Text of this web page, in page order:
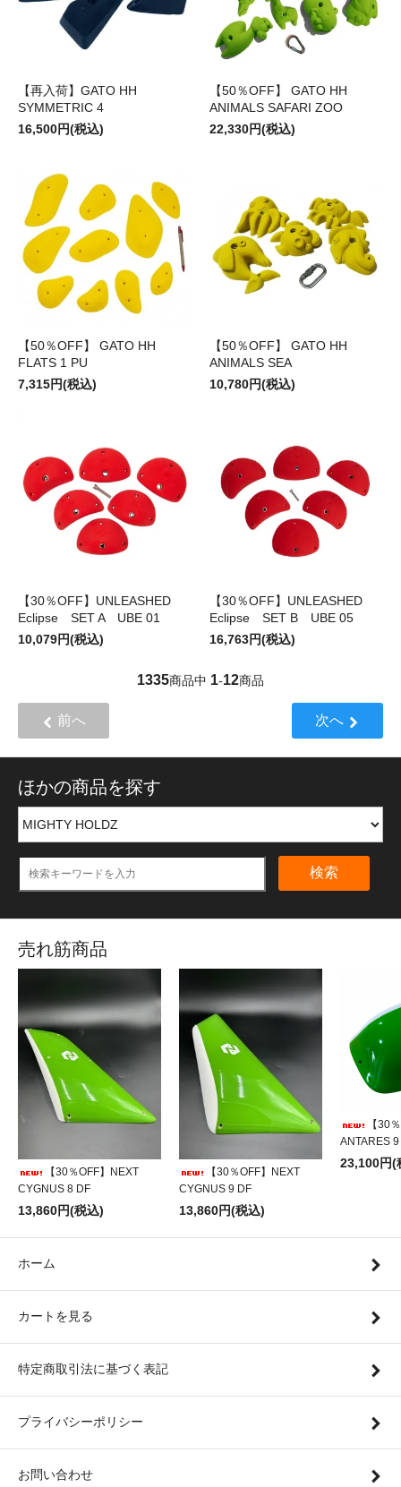
【再入荷】GATO HH
SYMMETRIC 4
16,500円(税込)
【50％OFF】 GATO HH
ANIMALS SAFARI ZOO
22,330円(税込)
【50％OFF】 GATO HH
FLATS 1 PU
7,315円(税込)
【50％OFF】 GATO HH
ANIMALS SEA
10,780円(税込)
【30％OFF】UNLEASHED
Eclipse SET A UBE 01
10,079円(税込)
【30％OFF】UNLEASHED
Eclipse SET B UBE 05
16,763円(税込)
1335商品中 1-12商品
前へ 次へ
ほかの商品を探す
検索
売れ筋商品
【30％OFF】NEXT
CYGNUS 8 DF
13,860円(税込)
【30％OFF】NEXT
CYGNUS 9 DF
13,860円(税込)
【30
ANTARES
23,100円(
ホーム
カートを見る
特定商取引法に基づく表記
プライバシーポリシー
お問い合わせ